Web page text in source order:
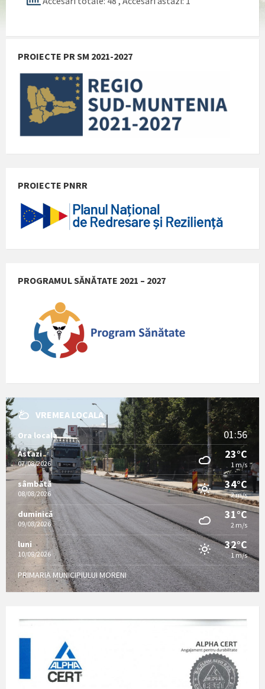
PROIECTE PR SM 2021-2027
PROIECTE PNRR
PROGRAMUL SĂNĂTATE 2021 – 2027
VREMEA LOCALA
Ora locala 01:56
Astazi
07/08/2026
23°C
1 m/s
sâmbătă
08/08/2026
34°C
2 m/s
duminică
09/08/2026
31°C
2 m/s
luni
10/08/2026
32°C
1 m/s
PRIMARIA MUNICIPIULUI MORENI